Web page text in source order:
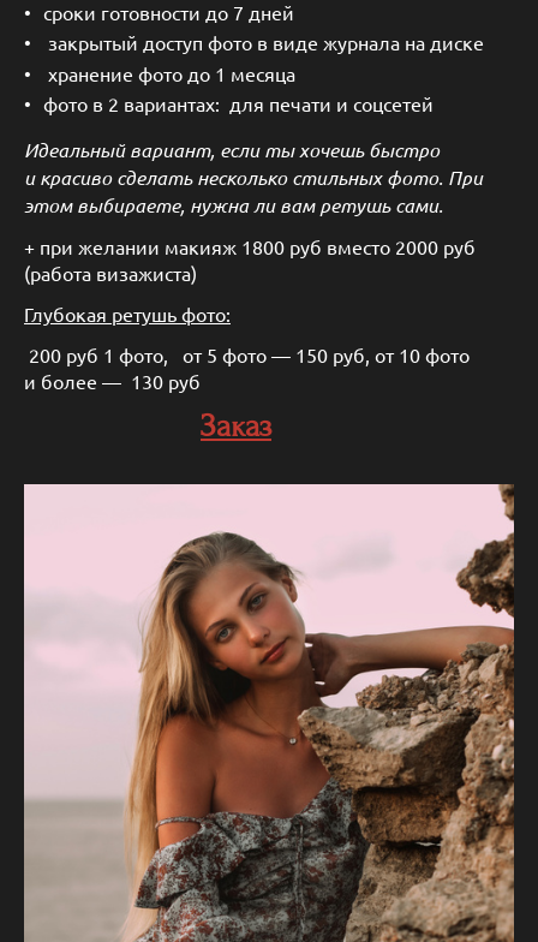
сроки готовности до 7 дней
закрытый доступ фото в виде журнала на диске
хранение фото до 1 месяца
фото в 2 вариантах: для печати и соцсетей
Идеальный вариант, если ты хочешь быстро
и красиво сделать несколько стильных фото. При
этом выбираете, нужна ли вам ретушь сами.
+ при желании макияж 1800 руб вместо 2000 руб
(работа визажиста)
Глубокая ретушь фото:
200 руб 1 фото, от 5 фото — 150 руб, от 10 фото
и более — 130 руб
Заказ